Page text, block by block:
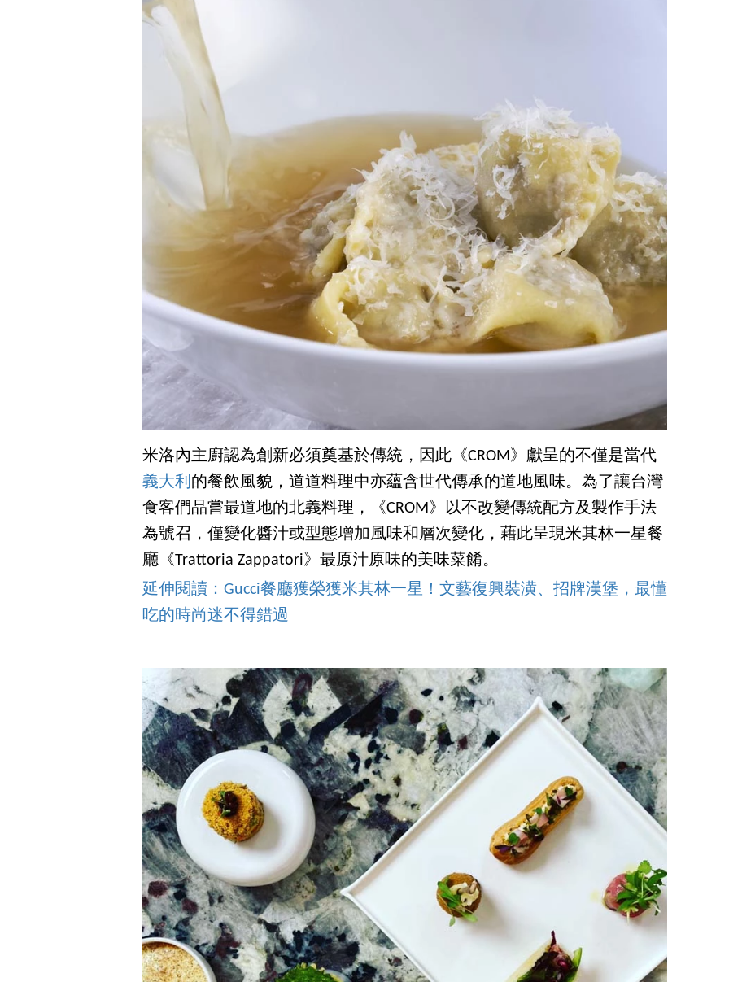
米洛內主廚認為創新必須奠基於傳統，因此《CROM》獻呈的不僅是當代
義大利 的餐飲風貌，道道料理中亦蘊含世代傳承的道地風味。為了讓台灣
食客們品嘗最道地的北義料理，《CROM》以不改變傳統配方及製作手法
為號召，僅變化醬汁或型態增加風味和層次變化，藉此呈現米其林一星餐
廳《Trattoria Zappatori》最原汁原味的美味菜餚。
延伸閱讀：Gucci餐廳獲榮獲米其林一星！文藝復興裝潢、招牌漢堡，最懂
吃的時尚迷不得錯過